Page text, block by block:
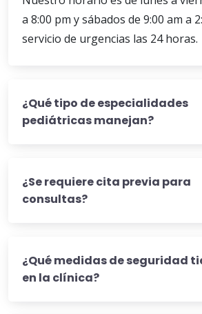
a 8:00 pm y sábados de 9:00 am a
servicio de urgencias las 24 horas.
¿Qué tipo de especialidades
pediátricas manejan?
¿Se requiere cita previa para
consultas?
¿Qué medidas de seguridad
en la clínica?